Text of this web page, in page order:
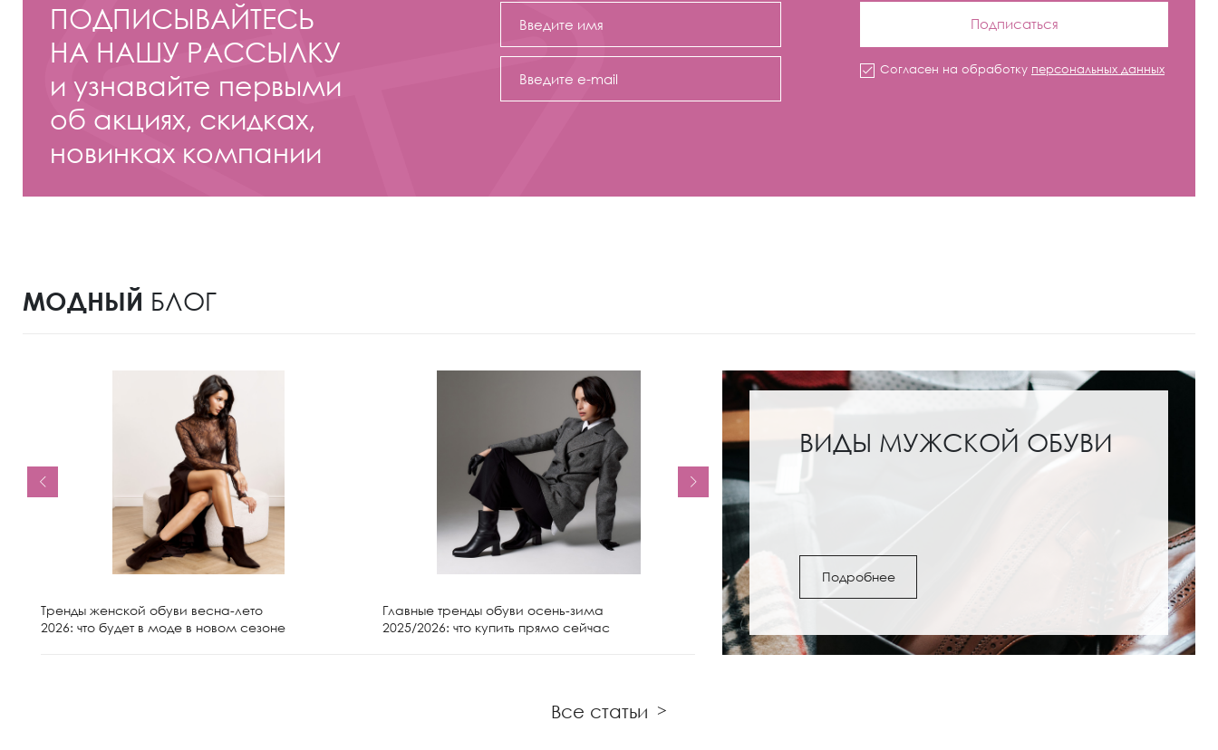
ПОДПИСЫВАЙТЕСЬ
НА НАШУ РАССЫЛКУ
и узнавайте первыми
об акциях, скидках,
новинках компании
Подписаться
Согласен на обработку персональных данных
МОДНЫЙ БЛОГ
Тренды женской обуви весна-лето
2026: что будет в моде в новом сезоне
Главные тренды обуви осень-зима
2025/2026: что купить прямо сейчас
Женские сапоги и полусапожки: с
чем носить и как выбрать
Обувь под женские
ВИДЫ МУЖСКОЙ ОБУВИ
Подробнее
Все статьи >